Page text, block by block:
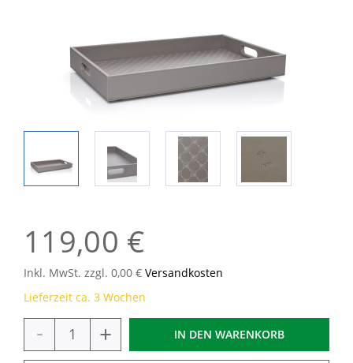
119,00 €
Inkl. MwSt. zzgl. 0,00 € Versandkosten
Lieferzeit ca. 3 Wochen
- + IN DEN WARENKORB